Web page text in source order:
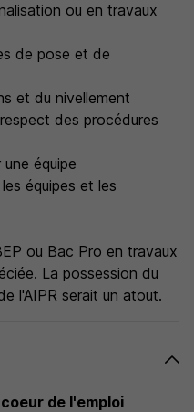
ou en travaux
de pose et de
et du nivellement
des procédures
équipe
équipes et les
ou Bac Pro en travaux
La possession du
l'AIPR serait un atout.
de l'emploi